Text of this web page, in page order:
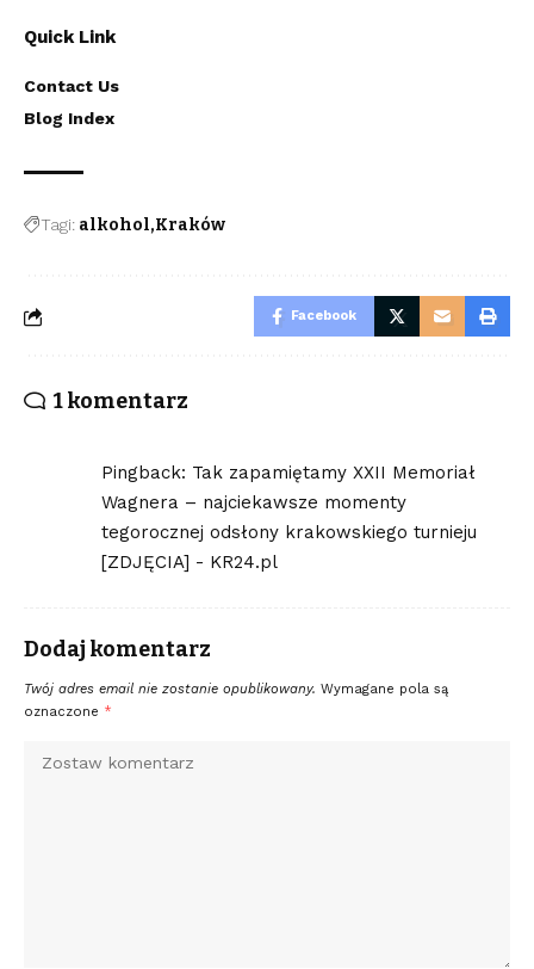
Quick Link
Contact Us
Blog Index
Tagi: alkohol Kraków
Facebook
1 komentarz
Pingback: Tak zapamiętamy XXII Memoriał
Wagnera – najciekawsze momenty
tegorocznej odsłony krakowskiego turnieju
[ZDJĘCIA] - KR24.pl
Dodaj komentarz
Twój adres email nie zostanie opublikowany. Wymagane pola są
oznaczone *